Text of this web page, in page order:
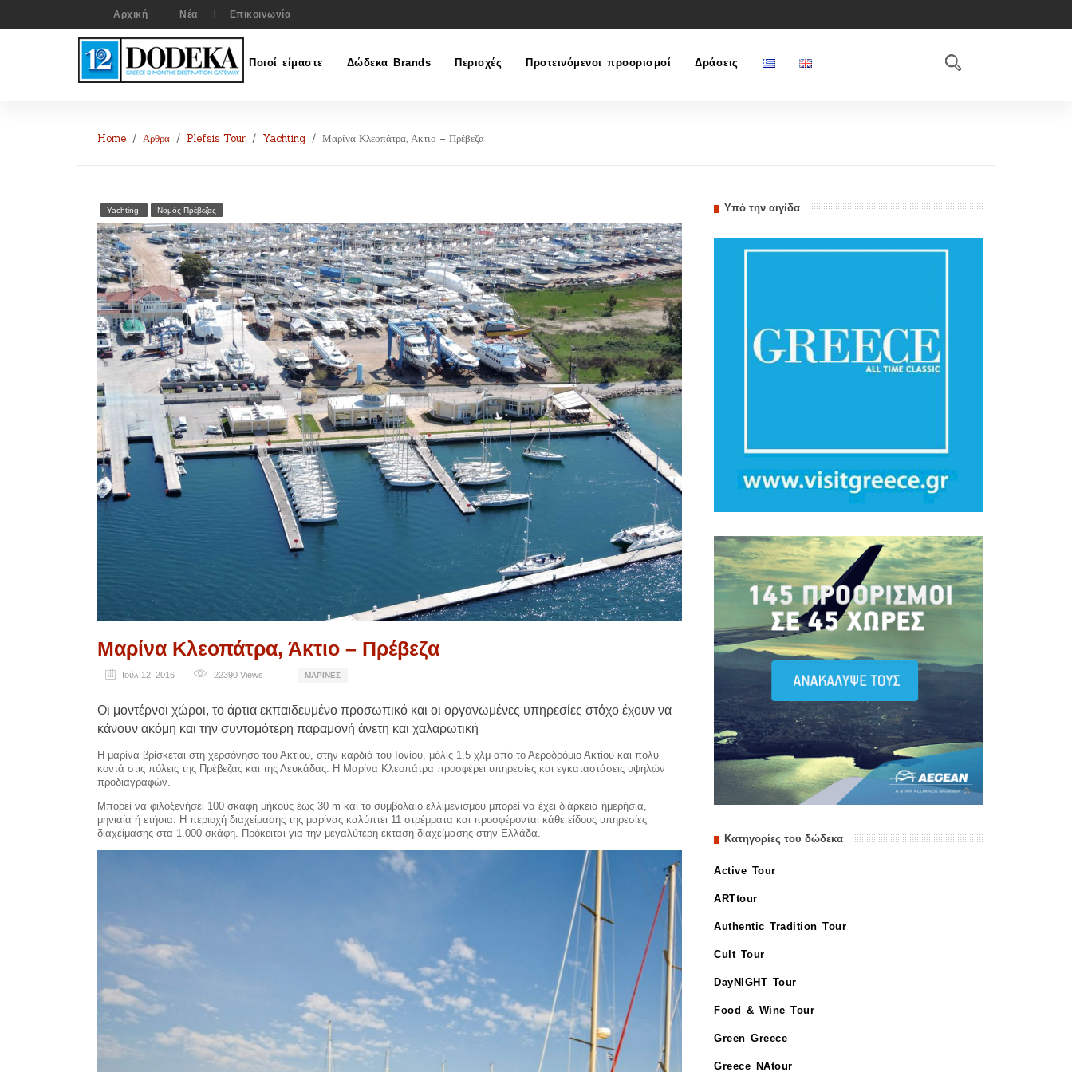
Αρχική Νέα Επικοινωνία
Ποιοί είμαστε Δώδεκα Brands Περιοχές Προτεινόμενοι προορισμοί Δράσεις
Home Άρθρα Plefsis Tour Yachting Μαρίνα Κλεοπάτρα, Άκτιο – Πρέβεζα
Yachting Νομός Πρέβεζας
Μαρίνα Κλεοπάτρα, Άκτιο – Πρέβεζα
Ιούλ 12, 2016 22390 Views ΜΑΡΊΝΕΣ
Οι μοντέρνοι χώροι, το άρτια εκπαιδευμένο προσωπικό και οι οργανωμένες υπηρεσίες στόχο έχουν να
κάνουν ακόμη και την συντομότερη παραμονή άνετη και χαλαρωτική
Η μαρίνα βρίσκεται στη χερσόνησο του Ακτίου, στην καρδιά του Ιονίου, μόλις 1,5 χλμ από το Αεροδρόμιο Ακτίου και πολύ
κοντά στις πόλεις της Πρέβεζας και της Λευκάδας. Η Μαρίνα Κλεοπάτρα προσφέρει υπηρεσίες και εγκαταστάσεις υψηλών
προδιαγραφών.
Μπορεί να φιλοξενήσει 100 σκάφη μήκους έως 30 m και το συμβόλαιο ελλιμενισμού μπορεί να έχει διάρκεια ημερήσια,
μηνιαία ή ετήσια. Η περιοχή διαχείμασης της μαρίνας καλύπτει 11 στρέμματα και προσφέρονται κάθε είδους υπηρεσίες
διαχείμασης στα 1.000 σκάφη. Πρόκειται για την μεγαλύτερη έκταση διαχείμασης στην Ελλάδα.
Υπό την αιγίδα
Κατηγορίες του δώδεκα
Active Tour
ARTtour
Authentic Tradition Tour
Cult Tour
DayNIGHT Tour
Food & Wine Tour
Green Greece
Greece NAtour